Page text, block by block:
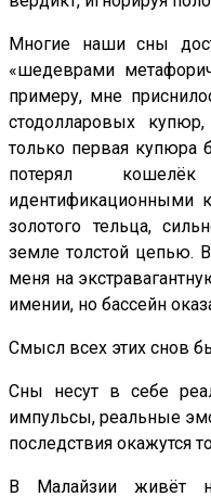
Многие наши сны
«шедеврами
примеру, мне
стодолларовых
только первая купюра
потерял
идентификационными
золотого тельца,
земле толстой цепью.
меня на
имении, но бассейн
Смысл всех этих снов
Сны несут в себе
импульсы, реальные
последствия окажутся
В Малайзии живёт